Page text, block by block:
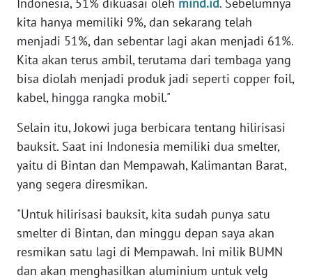
Indonesia, 51% dikuasai oleh mind.id. Sebelumnya
kita hanya memiliki 9%, dan sekarang telah
menjadi 51%, dan sebentar lagi akan menjadi 61%.
Kita akan terus ambil, terutama dari tembaga yang
bisa diolah menjadi produk jadi seperti copper foil,
kabel, hingga rangka mobil."
Selain itu, Jokowi juga berbicara tentang hilirisasi
bauksit. Saat ini Indonesia memiliki dua smelter,
yaitu di Bintan dan Mempawah, Kalimantan Barat,
yang segera diresmikan.
"Untuk hilirisasi bauksit, kita sudah punya satu
smelter di Bintan, dan minggu depan saya akan
resmikan satu lagi di Mempawah. Ini milik BUMN
dan akan menghasilkan aluminium untuk velg
KARIR
DISCLAIMER
Wahana
News
Regional
WN
WN
JAKARTA
WN
JABAR